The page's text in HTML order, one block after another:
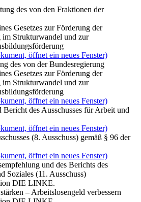
des von den Fraktionen der
Gesetzes zur Förderung der
Strukturwandel und zur
öffnet ein neues Fenster)
des von der Bundesregierung
Gesetzes zur Förderung der
Strukturwandel und zur
öffnet ein neues Fenster)
des Ausschusses für Arbeit und
öffnet ein neues Fenster)
(8. Ausschuss) gemäß § 96 der
öffnet ein neues Fenster)
und des Berichts des
Soziales (11. Ausschuss)
DIE LINKE.
– Arbeitslosengeld verbessern